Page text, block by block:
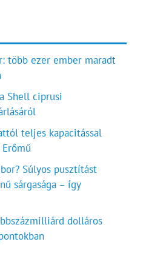
több ezer ember maradt
Shell ciprusi
teljes kapacitással
Súlyos pusztítást
sárgasága – így
dolláros